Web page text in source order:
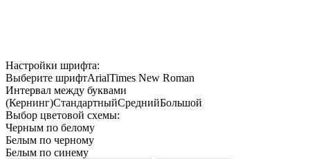
Настройки шрифта:
Выберите шрифтArialTimes New Roman
Интервал между буквами
(Кернинг)СтандартныйСреднийБольшой
Выбор цветовой схемы:
Черным по белому
Белым по черному
Белым по синему